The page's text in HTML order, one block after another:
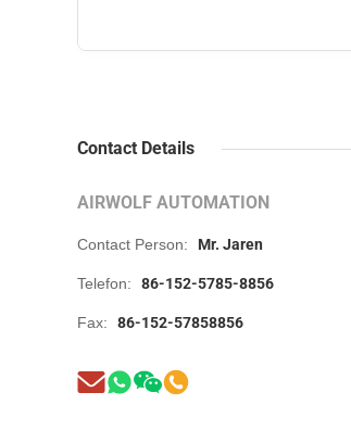
Contact Details
AIRWOLF AUTOMATION
Contact Person: Mr. Jaren
Telefon: 86-152-5785-8856
Fax: 86-152-57858856